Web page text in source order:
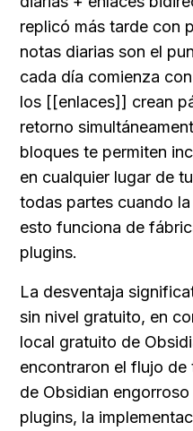
replicó más tarde con
notas diarias son el
cada día comienza
los [[enlaces]] crean
retorno
bloques te permiten
en cualquier lugar de
todas partes cuando
esto funciona de
plugins.
La desventaja
sin nivel gratuito, en
local gratuito de
encontraron el flujo
de Obsidian
plugins, la